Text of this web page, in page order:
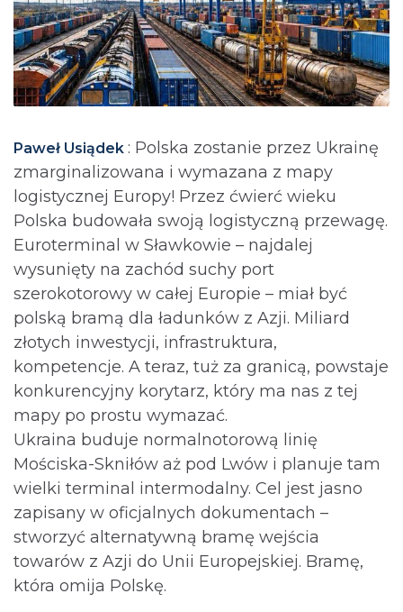
Paweł Usiądek : Polska zostanie przez Ukrainę
zmarginalizowana i wymazana z mapy
logistycznej Europy! Przez ćwierć wieku
Polska budowała swoją logistyczną przewagę.
Euroterminal w Sławkowie – najdalej
wysunięty na zachód suchy port
szerokotorowy w całej Europie – miał być
polską bramą dla ładunków z Azji. Miliard
złotych inwestycji, infrastruktura,
kompetencje. A teraz, tuż za granicą, powstaje
konkurencyjny korytarz, który ma nas z tej
mapy po prostu wymazać.
Ukraina buduje normalnotorową linię
Mościska-Skniłów aż pod Lwów i planuje tam
wielki terminal intermodalny. Cel jest jasno
zapisany w oficjalnych dokumentach –
stworzyć alternatywną bramę wejścia
towarów z Azji do Unii Europejskiej. Bramę,
która omija Polskę.